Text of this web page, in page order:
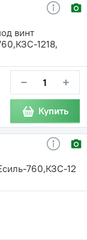
винт
1218,
− +
Купить
760,КЗС-12